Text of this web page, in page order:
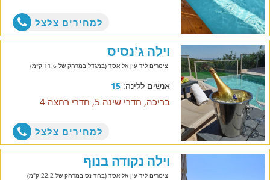
למחירים צלצל
וילה ג'נסיס
צימרים ליד עין אל אסד (במגדל במרחק של 11.6 ק"מ)
אנשים ללינה:15
בריכה, חדרי שינה 5, חדרי רחצה 4
למחירים צלצל
וילה נקודה בנוף
צימרים ליד עין אל אסד (בחד נס במרחק של 22.2 ק"מ)